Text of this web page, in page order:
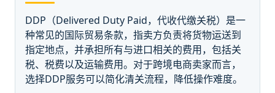
DDP（Delivered Duty Paid，代收代缴关税）是一
种常见的国际贸易条款，指卖方负责将货物运送到
指定地点，并承担所有与进口相关的费用，包括关
税、税费以及运输费用。对于跨境电商卖家而言，
选择DDP服务可以简化清关流程，降低操作难度。